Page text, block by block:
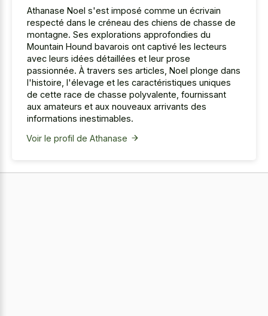
Athanase Noel s'est imposé comme un écrivain
respecté dans le créneau des chiens de chasse de
montagne. Ses explorations approfondies du
Mountain Hound bavarois ont captivé les lecteurs
avec leurs idées détaillées et leur prose
passionnée. À travers ses articles, Noel plonge dans
l'histoire, l'élevage et les caractéristiques uniques
de cette race de chasse polyvalente, fournissant
aux amateurs et aux nouveaux arrivants des
informations inestimables.
Voir le profil de Athanase